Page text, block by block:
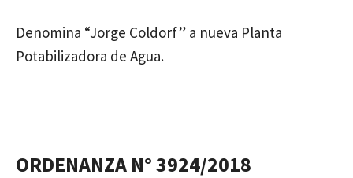
Denomina “Jorge Coldorf” a nueva Planta
Potabilizadora de Agua.
ORDENANZA N° 3924/2018